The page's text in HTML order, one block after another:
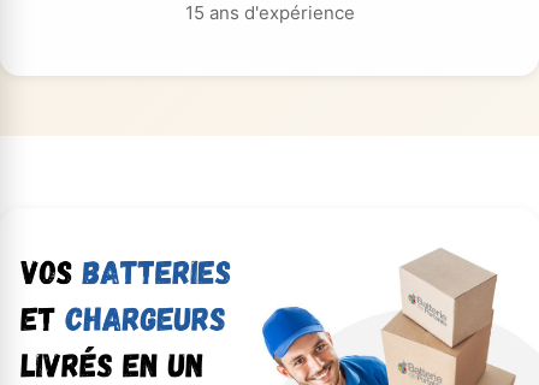
15 ans d'expérience